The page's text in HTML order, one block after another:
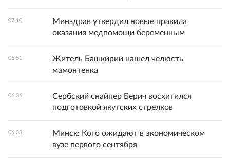
07:10
Минздрав утвердил новые правила
оказания медпомощи беременным
06:51
Житель Башкирии нашел челюсть
мамонтенка
06:36
Сербский снайпер Берич восхитился
подготовкой якутских стрелков
06:33
Минск: Кого ожидают в экономическом
вузе первого сентября